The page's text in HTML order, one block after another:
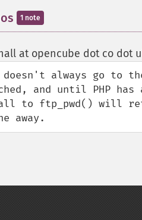
1 note
at opencube dot co dot
always go to
and until PHP
to ftp_pwd() will
away.